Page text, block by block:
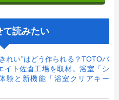
て読みたい
れい”はどう作られる？TOTOバ
イト佐倉工場を取材。浴室「シ
験と新機能「浴室クリアキー